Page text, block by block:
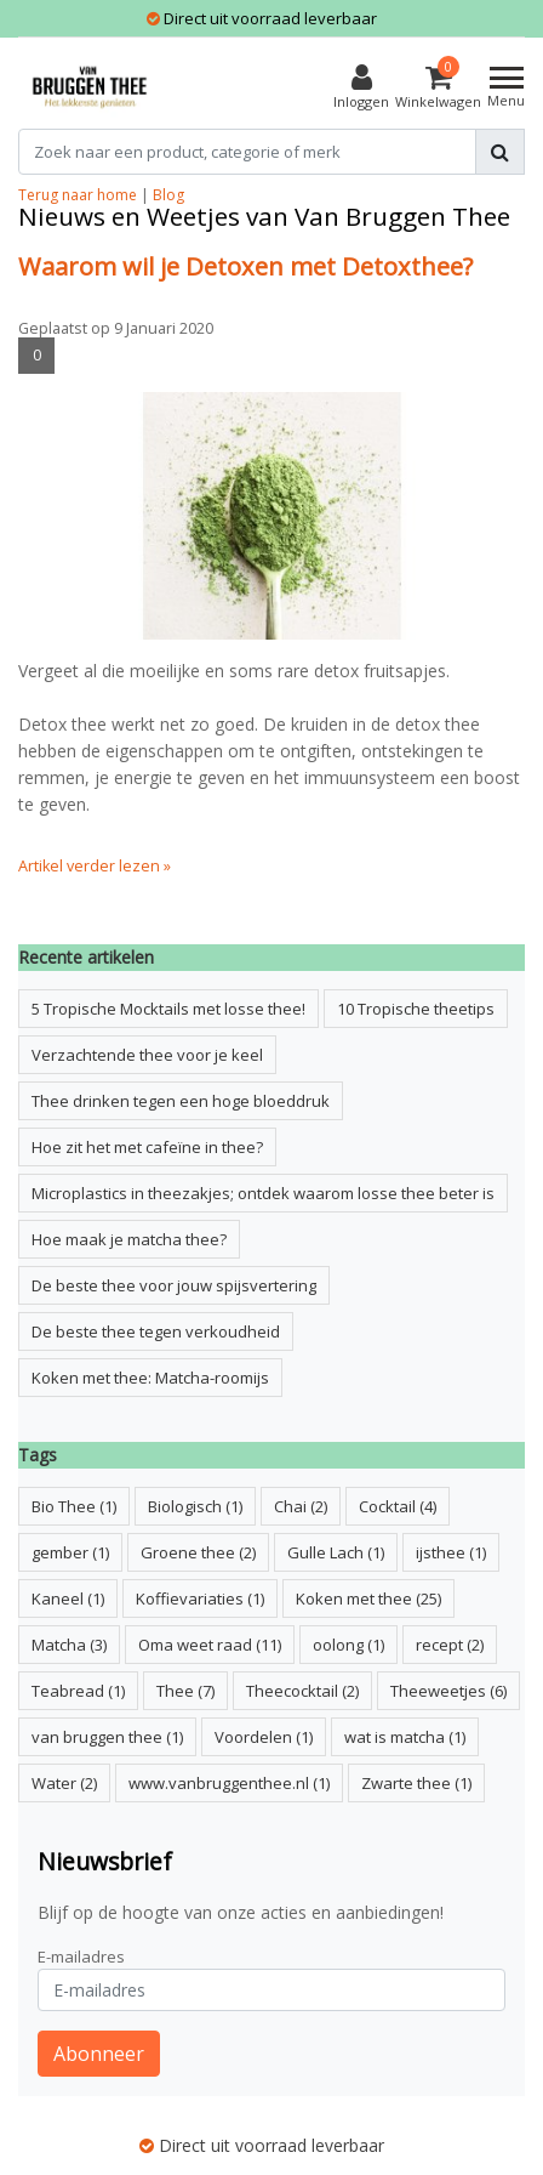
Direct uit voorraad leverbaar
Inloggen
0
Winkelwagen Menu
Terug naar home | Blog
Nieuws en Weetjes van Van Bruggen Thee
Waarom wil je Detoxen met Detoxthee?
Geplaatst op 9 Januari 2020
0
Vergeet al die moeilijke en soms rare detox fruitsapjes.
Detox thee werkt net zo goed. De kruiden in de detox thee
hebben de eigenschappen om te ontgiften, ontstekingen te
remmen, je energie te geven en het immuunsysteem een boost
te geven.
Artikel verder lezen »
Recente artikelen
5 Tropische Mocktails met losse thee! 10 Tropische theetips
Verzachtende thee voor je keel
Thee drinken tegen een hoge bloeddruk
Hoe zit het met cafeïne in thee?
Microplastics in theezakjes; ontdek waarom losse thee beter is
Hoe maak je matcha thee?
De beste thee voor jouw spijsvertering
De beste thee tegen verkoudheid
Koken met thee: Matcha-roomijs
Tags
Bio Thee (1) Biologisch (1) Chai (2) Cocktail (4)
gember(1) Groene thee (2) Gulle Lach (1) ijsthee (1)
Kaneel (1) Koffievariaties (1) Koken met thee (25)
Matcha (3) Oma weet raad (11) oolong(1) recept(2)
Teabread (1) Thee (7) Theecocktail (2) Theeweetjes (6)
van bruggen thee (1) Voordelen (1) wat is matcha (1)
Water(2) www.vanbruggenthee.nl (1) Zwarte thee (1)
Nieuwsbrief
Blijf op de hoogte van onze acties en aanbiedingen!
E-mailadres
Abonneer
Direct uit voorraad leverbaar